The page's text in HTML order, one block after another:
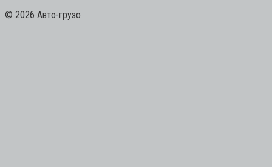
© 2026 Авто-грузо